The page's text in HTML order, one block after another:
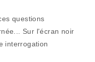
questions
Sur l'écran noir
interrogation